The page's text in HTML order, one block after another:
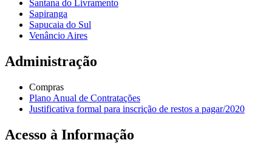
Santana do Livramento
Sapiranga
Sapucaia do Sul
Venâncio Aires
Administração
Compras
Plano Anual de Contratações
Justificativa formal para inscrição de restos a pagar/2020
Acesso à Informação